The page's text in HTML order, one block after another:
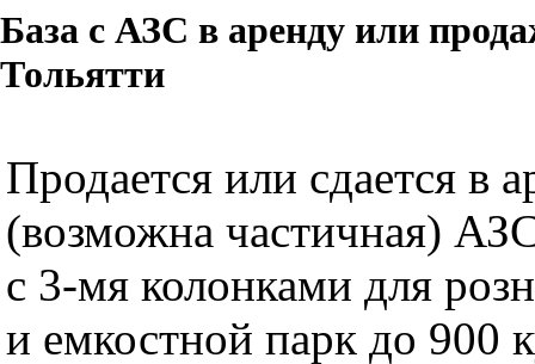
База с АЗС в аренду или
Тольятти
Продается или сдается в
(возможна частичная)
с 3-мя колонками для
и емкостной парк до 900